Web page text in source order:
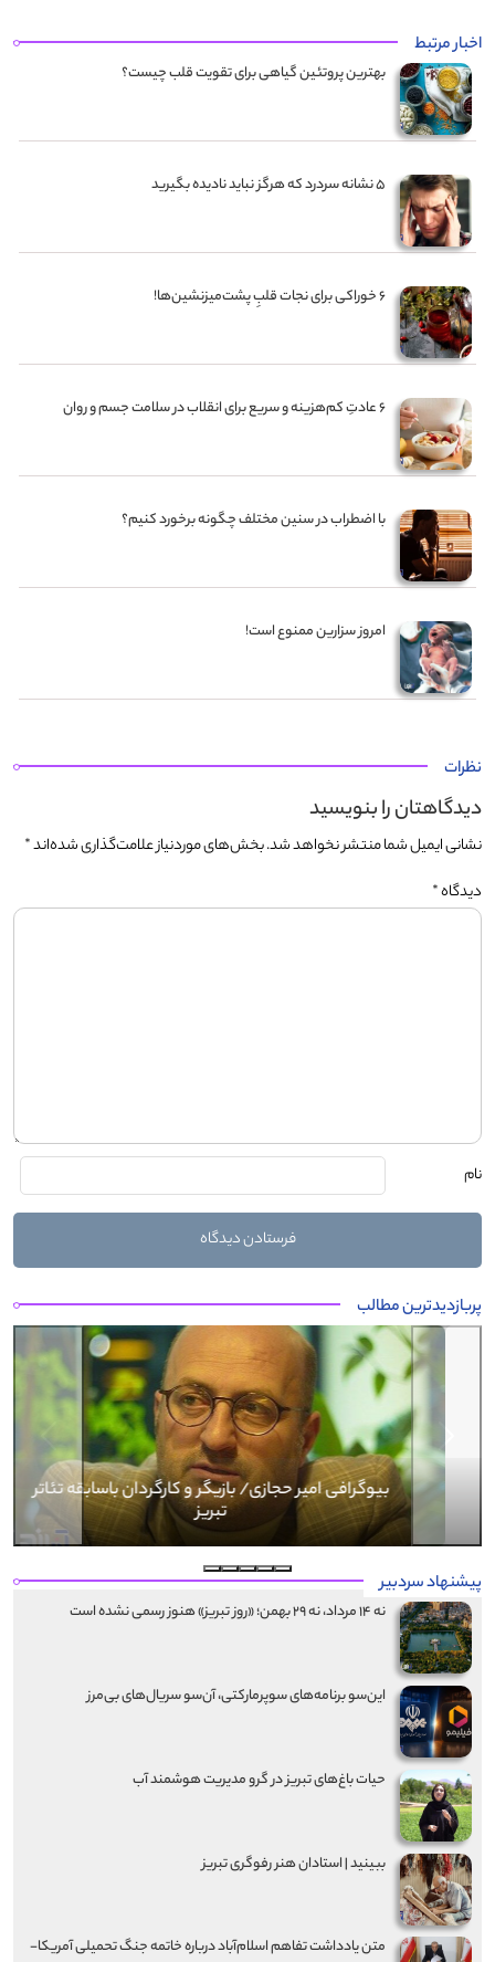
اخبار مرتبط
بهترین پروتئین گیاهی برای تقویت قلب چیست؟
۵ نشانه سردرد که هرگز نباید نادیده بگیرید
۶ خوراکی برای نجات قلبِ پشت‌میزنشین‌ها!
۶ عادتِ کم‌هزینه و سریع برای انقلاب در سلامت جسم و روان
با اضطراب در سنین مختلف چگونه برخورد کنیم؟
امروز سزارین ممنوع است!
نظرات
دیدگاهتان را بنویسید
نشانی ایمیل شما منتشر نخواهد شد.بخش‌های موردنیاز علامت‌گذاری شده‌اند*
دیدگاه*
نام
پربازدیدترین مطالب
بیوگرافی کرار نماری
Previous
Next
پیشنهاد سردبیر
نه ۱۴ مرداد، نه ۲۹ بهمن؛ «روز تبریز» هنوز رسمی نشده است
این‌سو برنامه‌های سوپرمارکتی، آن‌سو سریال‌های بی‌مرز
حیات باغ‌های تبریز در گرو مدیریت هوشمند آب
ببینید | استادان هنر رفوگری تبریز
متن یادداشت تفاهم اسلام‌آباد درباره خاتمه جنگ تحمیلی آمریکا-